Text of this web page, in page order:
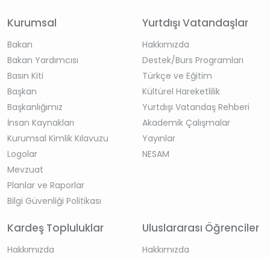
Kurumsal
Bakan
Bakan Yardımcısı
Basın Kiti
Başkan
Başkanlığımız
İnsan Kaynakları
Kurumsal Kimlik Kılavuzu
Logolar
Mevzuat
Planlar ve Raporlar
Bilgi Güvenliği Politikası
Yurtdışı Vatandaşlar
Hakkımızda
Destek/Burs Programları
Türkçe ve Eğitim
Kültürel Hareketlilik
Yurtdışı Vatandaş Rehberi
Akademik Çalışmalar
Yayınlar
NESAM
Kardeş Topluluklar
Hakkımızda
Uluslararası Öğrenciler
Hakkımızda